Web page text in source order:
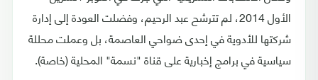
الأول 2014، لم تترشح عبد الرحيم، وفضلت العودة إلى إدارة
شركتها للأدوية في إحدى ضواحي العاصمة، بل وعملت محللة
سياسية في برامج إخبارية على قناة "نسمة" المحلية (خاصة).